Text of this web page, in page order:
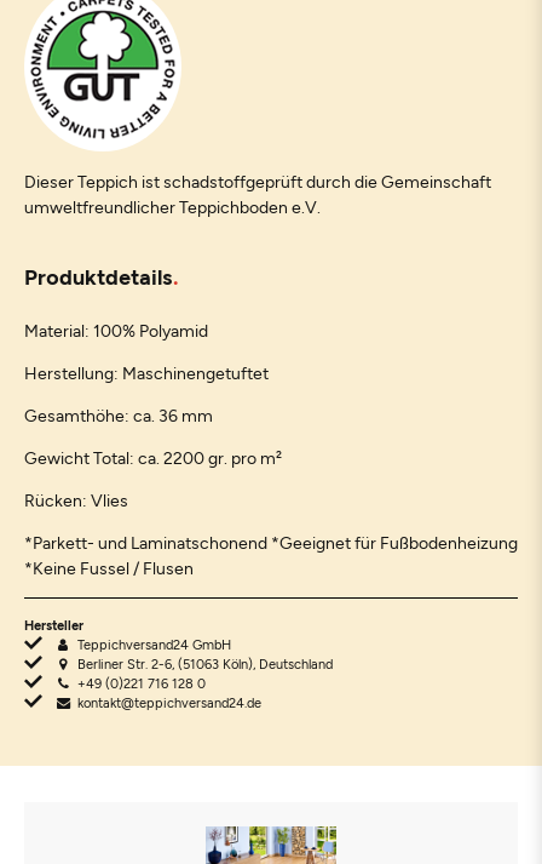
Dieser Teppich ist schadstoffgeprüft durch die Gemeinschaft
umweltfreundlicher Teppichboden e.V.
Produktdetails
Material: 100% Polyamid
Herstellung: Maschinengetuftet
Gesamthöhe: ca. 36 mm
Gewicht Total: ca. 2200 gr. pro m²
Rücken: Vlies
*Parkett- und Laminatschonend *Geeignet für Fußbodenheizung
*Keine Fussel / Flusen
Hersteller
Teppichversand24 GmbH
Berliner Str. 2-6, (51063 Köln), Deutschland
+49 (0)221 716 128 0
kontakt@teppichversand24.de